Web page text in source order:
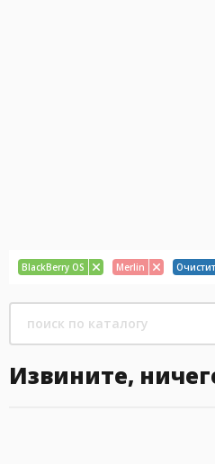
BlackBerry OS Merlin
Извините,